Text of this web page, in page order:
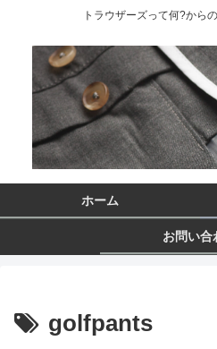
トラウザーズって何?から
ホーム
お問い合
golfpants